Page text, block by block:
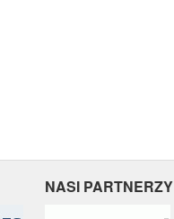
NASI PARTNERZY